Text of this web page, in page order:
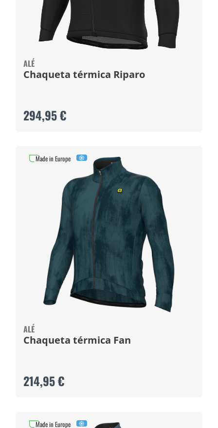
ALÉ
Chaqueta térmica Riparo
294,95 €
ALÉ
Chaqueta térmica Fan
214,95 €
Made in Europe
Made in Europe